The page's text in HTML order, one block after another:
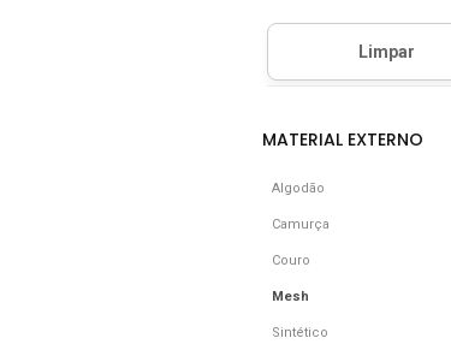
Algodão
Camurça
Couro
Mesh
Sintético